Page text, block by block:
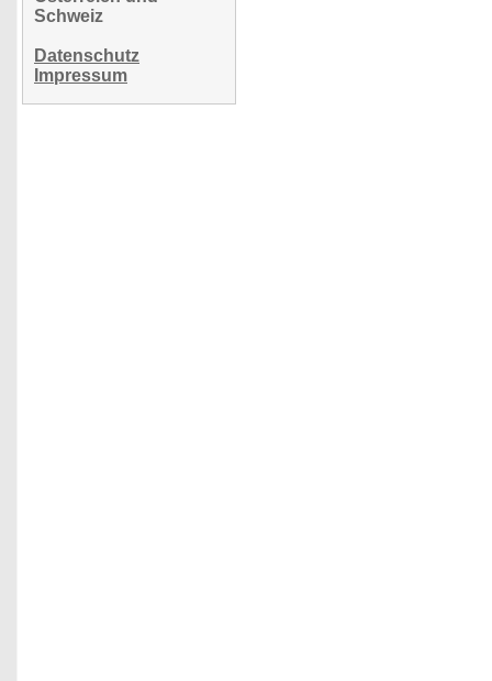
Schweiz
Datenschutz
Impressum